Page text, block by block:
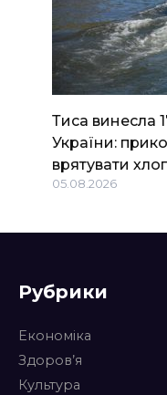
Тиса винесла
України:
врятувати
05.08.2026
Рубрики
Економіка
Здоров’я
Культура